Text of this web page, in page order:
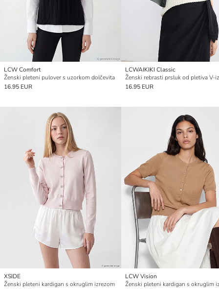
LCW Comfort
Ženski pleteni pulover s uzorkom dolčevita
16.95 EUR
LCWAIKIKI Classic
Ženski rebrasti prsluk od pletiva V-
16.95 EUR
XSIDE
Ženski pleteni kardigan s okruglim izrezom
LCW Vision
Ženski pleteni kardigan s okruglim